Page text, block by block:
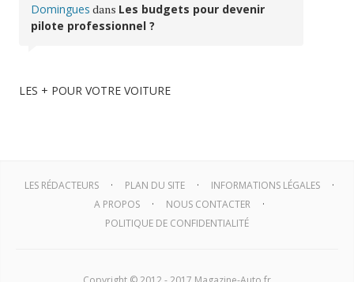
Domingues dans Les budgets pour devenir
pilote professionnel ?
LES + POUR VOTRE VOITURE
LES RÉDACTEURS PLAN DU SITE
INFORMATIONS LÉGALES
A PROPOS
NOUS CONTACTER
POLITIQUE DE CONFIDENTIALITÉ